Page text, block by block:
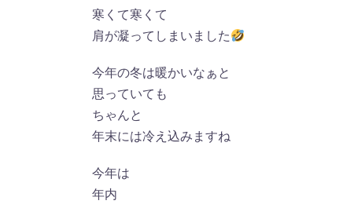
寒くて寒くて
肩が凝ってしまいました
今年の冬は暖かいなぁと
思っていても
ちゃんと
年末には冷え込みますね
今年は
年内